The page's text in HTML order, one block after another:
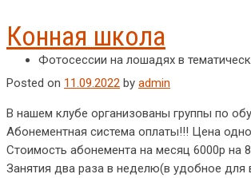
Фотосессии на лошадях в
Конная школа
Posted on 11.09.2022 by admin
В нашем клубе организованы группы по
Абонементная система оплаты!!! Цена
Стоимость абонемента на месяц 6000р на 8
Занятия два раза в неделю(в удобное для